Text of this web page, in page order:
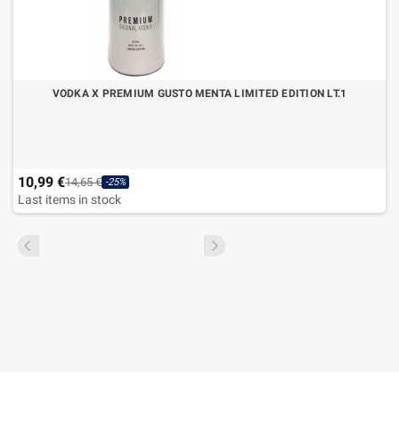
VODKA X PREMIUM GUSTO MENTA LIMITED EDITION LT.1
10,99 €14,65 € -25%
Last items in stock